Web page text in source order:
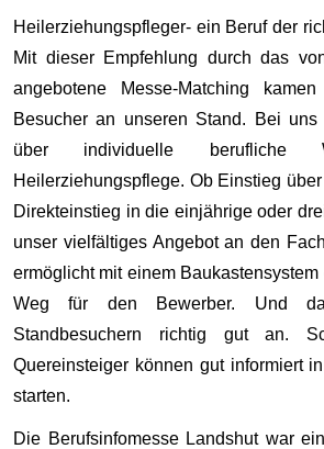
Heilerziehungspfleger- ein Beruf der
Mit dieser Empfehlung durch das
angebotene Messe-Matching
Besucher an unseren Stand. Bei
über individuelle
Heilerziehungspflege. Ob Einstieg
Direkteinstieg in die einjährige oder
unser vielfältiges Angebot an den
ermöglicht mit einem
Weg für den Bewerber. Und
Standbesuchern richtig gut an.
Quereinsteiger können gut informiert
starten.
Die Berufsinfomesse Landshut war